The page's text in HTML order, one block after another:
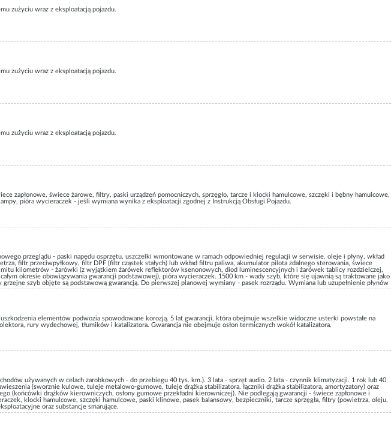
zużyciu wraz z eksploatacją pojazdu.
zużyciu wraz z eksploatacją pojazdu.
zużyciu wraz z eksploatacją pojazdu.
zapłonowe, świece żarowe, filtry, paski urządzeń pomocniczych, sprzęgło, tarcze i klocki hamulcowe, szczęki i bębny hamulcowe,
pióra wycieraczek - jeśli wymiana wynika z eksploatacji zgodnej z Instrukcją Obsługi Pojazdu.
przeglądu - paski napędu osprzętu, uszczelki wmontowane w ramach odpowiedniej regulacji w serwisie, oleje i płyny, wkład
filtr przeciwpyłkowy, filtr DPF (filtr cząstek stałych) lub wkład filtru paliwa, akumulator pilota zdalnego sterowania, świece
kilometrów - żarówki (z wyjątkiem żarówek reflektorów ksenonowych, diod luminescencyjnych i żarówek tablicy rozdzielczej,
okresie obowiązywania gwarancji podstawowej), pióra wycieraczek. 1500 km - wady szyb, które się ujawnią są traktowane jako
szyb objęte są podstawową gwarancją. Do pierwszej planowej wymiany - pasek rozrządu. Wymiana lub uzupełnienie płynów
chłodzącego, płyny hamulcowego, płynu do spryskiwczy i czynnika chłodniczego) są bezpłatne tylko w przypadku zastosowania
względu na zużycie.
elementów podwozia spowodowane korozją. 5 lat gwarancji, która obejmuje wszelkie widoczne usterki powstałe na
rury wydechowej, tłumików i katalizatora. Gwarancja nie obejmuje osłon termicznych wokół katalizatora.
używanych w celach zarobkowych - do przebiegu 40 tys. km.). 3 lata - sprzęt audio. 2 lata - czynnik klimatyzacji. 1 rok lub 40
(sworznie kulowe, tuleje metalowo-gumowe, tuleje drążka stabilizatora, łączniki drążka stabilizatora, amortyzatory) oraz
(końcówki drążków kierowniczych, osłony gumowe przekładni kierowniczej). Nie podlegają gwarancji - świece zapłonowe i
klocki hamulcowe, szczęki hamulcowe, paski klinowe, pasek balansowy, bezpieczniki, tarcze sprzęgła, filtry (powietrza, oleju,
oraz substancje smarujące.